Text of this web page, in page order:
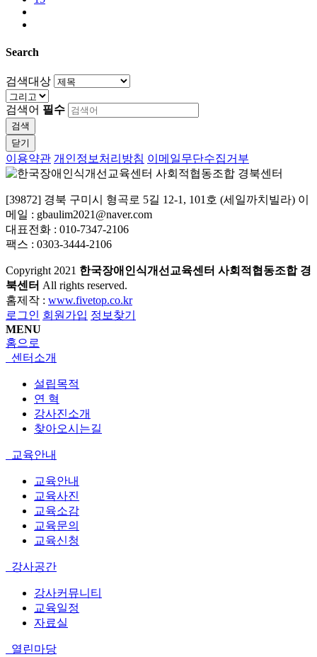
Search
검색대상
검색어 필수
검색
닫기
이용약관 개인정보처리방침 이메일무단수집거부
[39872] 경북 구미시 형곡로 5길 12-1, 101호 (세일까치빌라) 이
메일 : gbaulim2021@naver.com
대표전화 : 010-7347-2106
팩스 : 0303-3444-2106
Copyright 2021 한국장애인식개선교육센터 사회적협동조합 경
북센터 All rights reserved.
홈제작 : www.fivetop.co.kr
로그인 회원가입 정보찾기
MENU
홈으로
센터소개
설립목적
연 혁
강사진소개
찾아오시는길
교육안내
교육안내
교육사진
교육소감
교육문의
교육신청
강사공간
강사커뮤니티
교육일정
자료실
열린마당